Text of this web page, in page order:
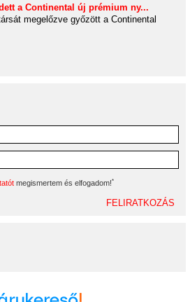
a Continental új prémium ny...
megelőzve győzött a Continental
megismertem és elfogadom!*